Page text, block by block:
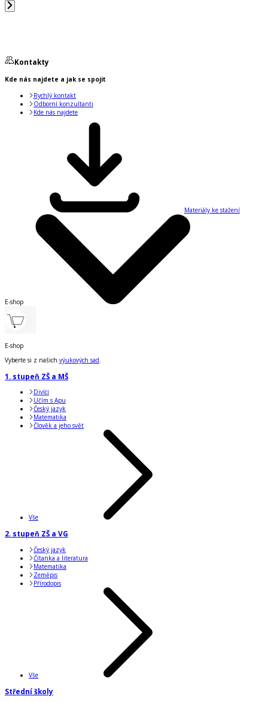
Kontakty
Kde nás najdete a jak se spojit
Rychlý kontakt
Odborní konzultanti
Kde nás najdete
Materiály ke stažení
E-shop
E-shop
Vyberte si z našich výukových sad.
1. stupeň ZŠ a MŠ
Divíci
Učím s Apu
Český jazyk
Matematika
Člověk a jeho svět
Vše
2. stupeň ZŠ a VG
Český jazyk
Čítanka a literatura
Matematika
Zeměpis
Přírodopis
Vše
Střední školy